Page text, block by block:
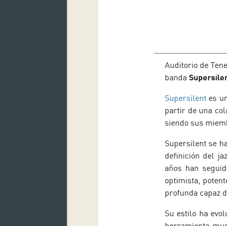
Auditorio de
banda
Supersilent es
partir de una
siendo sus
Supersilent se
definición del
años han
optimista,
profunda capaz
Su estilo ha